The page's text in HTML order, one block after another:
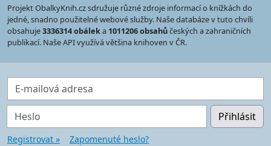
Projekt ObalkyKnih.cz sdružuje různé zdroje informací o knížkách do
jedné, snadno použitelné webové služby. Naše databáze v tuto chvíli
obsahuje3336314 obáleka 1011206 obsahůčeských a zahraničních
publikací. Naše API využívá většina knihoven v ČR.
E-mailová adresa
Heslo Přihlásit
Registrovat » Zapomenuté heslo?